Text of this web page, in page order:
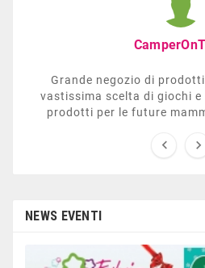
Grande negozio di
vastissima scelta di giochi
prodotti per le future
sezione dedicata all’arredo
 
NEWS EVENTI